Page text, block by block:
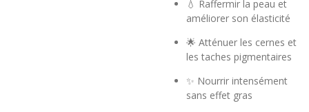
💧 Raffermir la peau et
améliorer son élasticité
🌟 Atténuer les cernes et
les taches pigmentaires
✨ Nourrir intensément
sans effet gras